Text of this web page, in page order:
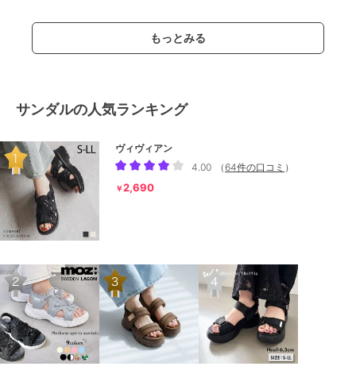
もっとみる
サンダルの人気ランキング
ヴィヴィアン
4.00
（64件の口コミ ）
￥2,690